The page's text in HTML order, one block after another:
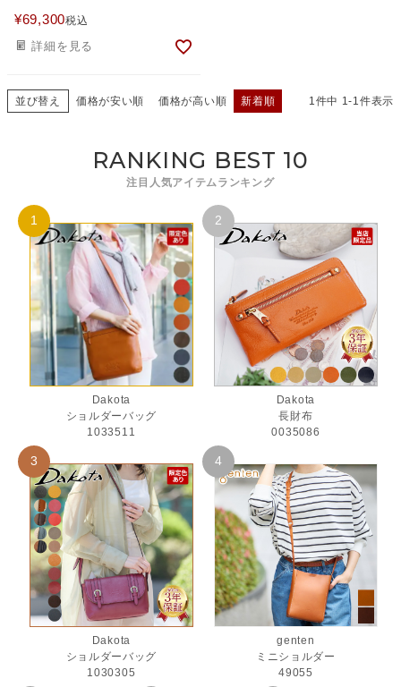
¥69,300税込
詳細を見る
並び替え 価格が安い順 価格が高い順 新着順 1件中 1-1件表示
RANKING BEST 10
注目人気アイテムランキング
Dakota
ショルダーバッグ
1033511
Dakota
長財布
0035086
Dakota
ショルダーバッグ
1030305
genten
ミニショルダー
49055